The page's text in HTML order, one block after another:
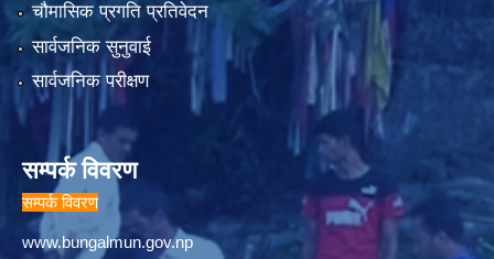
चौमासिक प्रगति प्रतिवेदन
सार्वजनिक सुनुवाई
सार्वजनिक परीक्षण
सम्पर्क विवरण
सम्पर्क विवरण
www.bungalmun.gov.np